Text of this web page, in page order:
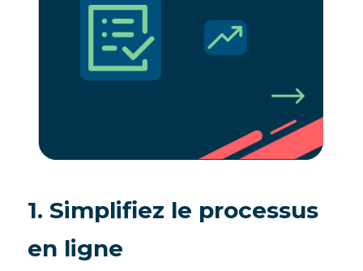
1. Simplifiez le processus
en ligne